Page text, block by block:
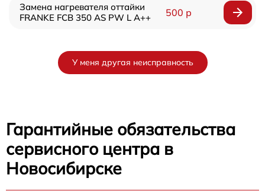
Замена нагревателя оттайки
FRANKE FCB 350 AS PW L A++
500 р
У меня другая неисправность
Гарантийные обязательства
сервисного центра в
Новосибирске